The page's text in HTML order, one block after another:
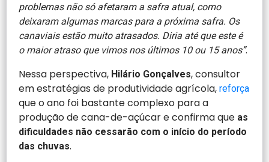
problemas não só afetaram a safra atual, como
deixaram algumas marcas para a próxima safra. Os
canaviais estão muito atrasados. Diria até que este é
o maior atraso que vimos nos últimos 10 ou 15 anos”.
Nessa perspectiva, Hilário Gonçalves, consultor
em estratégias de produtividade agrícola,reforça
que o ano foi bastante complexo para a
produção de cana-de-açúcar e confirma que as
dificuldades não cessarão com o início do período
das chuvas.